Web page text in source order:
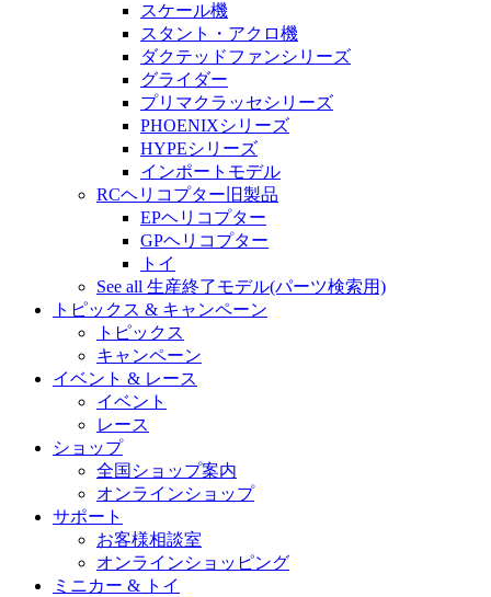
スケール機
スタント・アクロ機
ダクテッドファンシリーズ
グライダー
プリマクラッセシリーズ
PHOENIXシリーズ
HYPEシリーズ
インポートモデル
RCヘリコプター旧製品
EPヘリコプター
GPヘリコプター
トイ
See all 生産終了モデル(パーツ検索用)
トピックス & キャンペーン
トピックス
キャンペーン
イベント & レース
イベント
レース
ショップ
全国ショップ案内
オンラインショップ
サポート
お客様相談室
オンラインショッピング
ミニカー & トイ